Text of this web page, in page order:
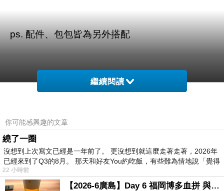
ps. 配件、包包皆為另外搭配
東京著衣 小透膚蕾絲拼接格紋上衣-S.M(共二
色)-4002798
繼續閱讀
你可能感興趣的文章
繞了一圈
沒想到上次寫文已經是一年前了。 更沒想到就這麼走著走著，2026年
已經來到了Q3的8月。 那天和好友You約吃飯，有些難為情地說「覺得
22 小時前
【2026-6廣島】Day 6 福岡博多血拼 與機場接送少年司機深夜對談